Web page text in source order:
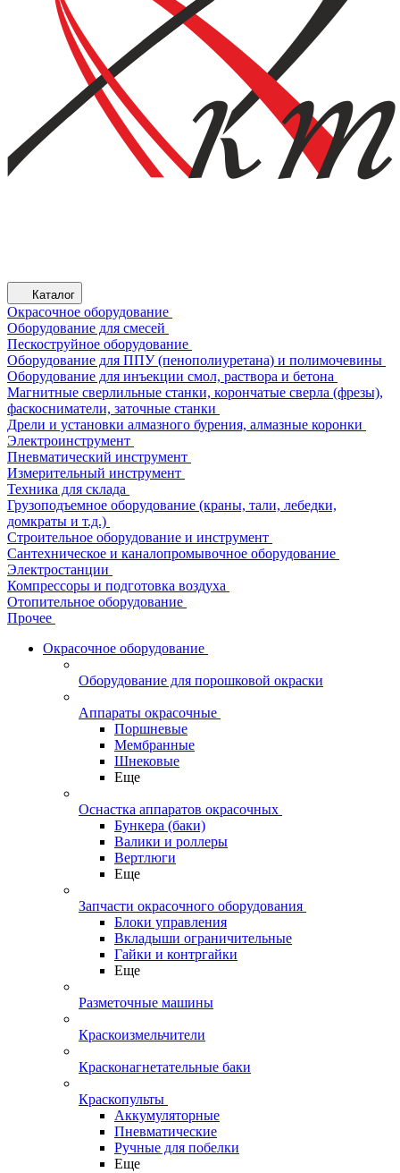
Каталог
Окрасочное оборудование
Оборудование для смесей
Пескоструйное оборудование
Оборудование для ППУ (пенополиуретана) и полимочевины
Оборудование для инъекции смол, раствора и бетона
Магнитные сверлильные станки, корончатые сверла (фрезы),
фаскосниматели, заточные станки
Дрели и установки алмазного бурения, алмазные коронки
Электроинструмент
Пневматический инструмент
Измерительный инструмент
Техника для склада
Грузоподъемное оборудование (краны, тали, лебедки,
домкраты и т.д.)
Строительное оборудование и инструмент
Сантехническое и каналопромывочное оборудование
Электростанции
Компрессоры и подготовка воздуха
Отопительное оборудование
Прочее
Окрасочное оборудование
Оборудование для порошковой окраски
Аппараты окрасочные
Поршневые
Мембранные
Шнековые
Еще
Оснастка аппаратов окрасочных
Бункера (баки)
Валики и роллеры
Вертлюги
Еще
Запчасти окрасочного оборудования
Блоки управления
Вкладыши ограничительные
Гайки и контргайки
Еще
Разметочные машины
Краскоизмельчители
Красконагнетательные баки
Краскопульты
Аккумуляторные
Пневматические
Ручные для побелки
Еще